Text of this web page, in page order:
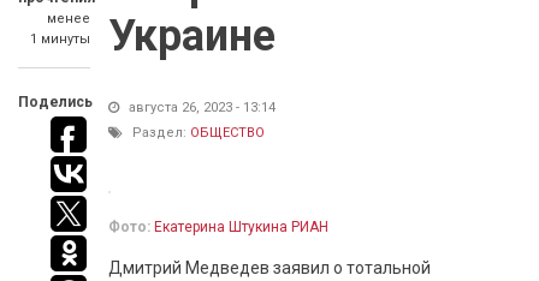
менее
1 минуты
Поделись
Украине
августа 26, 2023 - 13:14
Раздел: ОБЩЕСТВО
Фото: Екатерина Штукина РИАН
Дмитрий Медведев заявил о тотальной